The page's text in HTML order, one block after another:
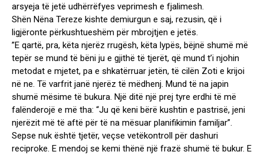
arsyeja të jetë udhërrëfyes veprimesh e fjalimesh.
Shën Nëna Tereze kishte demiurgun e saj, rezusin, që i
ligjëronte përkushtueshëm për mbrojtjen e jetës.
”E qartë, pra, këta njerëz rrugësh, këta lypës, bëjnë shumë më
tepër se mund të bëni ju e gjithë të tjerët, që mund t’i njohin
metodat e mjetet, pa e shkatërruar jetën, të cilën Zoti e krijoi
në ne. Të varfrit janë njerëz të mëdhenj. Mund të na japin
shumë mësime të bukura. Një ditë një prej tyre erdhi të më
falënderojë e më tha: “Ju që keni bërë kushtin e pastrisë, jeni
njerëzit më të aftë për të na mësuar planifikimin familjar”.
Sepse nuk është tjetër, veçse vetëkontroll për dashuri
reciproke. E mendoj se kemi thënë një frazë shumë të bukur. E